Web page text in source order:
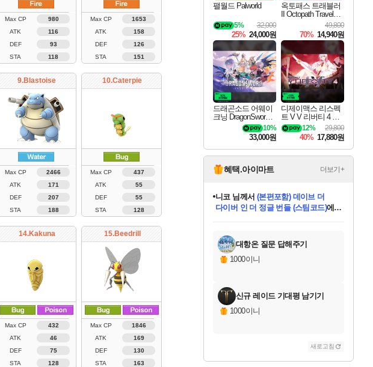
Max CP
980
ATK
116
DEF
93
STA
118
Max CP
1653
ATK
158
DEF
126
STA
151
9.Blastoise
Max CP
2466
ATK
171
DEF
207
STA
188
10.Caterpie
Max CP
437
ATK
55
DEF
55
STA
128
14.Kakuna
Max CP
432
ATK
46
DEF
75
STA
128
15.Beedrill
Max CP
1846
ATK
169
DEF
130
STA
163
팰월드 Palworld
32,000
5%
25% 24,000원
옥토패스 트래블러
II Octopath Traveler I
49,800
70% 14,940원
드래곤소드 어웨이
크닝 DragonSword A
10%
33,000원
디제이맥스 리스펙
트 V V 리버티 4 팩
DJMAX RESPECT
V V Liberty 4 Pack D
29,800
12%
40% 17,880원
혜택.아이마트 더보기+
교환.
당첨되셨습니다.
니코님께서 (본편포함) 데이브 더
다이버 인 더 정글 번들 (스팀코드)에
당첨되셨습니다.
당첨되셨습니다.
당첨되셨습니다.
당첨되셨습니다.
당첨되셨습니다.
에디션 (스팀코드)를 교환.
당첨되셨습니다.
대항온 질문 답해주기
1000이니
신규 레이드 기대평 남기기
1000이니
새로고침